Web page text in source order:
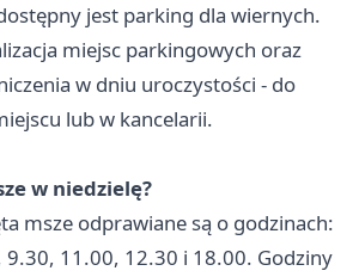
jest parking dla wiernych.
miejsc parkingowych oraz
w dniu uroczystości - do
lub w kancelarii.
w niedzielę?
msze odprawiane są o godzinach:
9.30, 11.00, 12.30 i 18.00. Godziny